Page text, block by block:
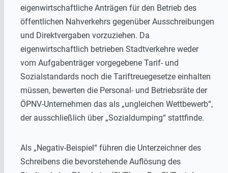
eigenwirtschaftliche Anträgen für den Betrieb des
öffentlichen Nahverkehrs gegenüber Ausschreibungen
und Direktvergaben vorzuziehen. Da
eigenwirtschaftlich betrieben Stadtverkehre weder
vom Aufgabenträger vorgegebene Tarif- und
Sozialstandards noch die Tariftreuegesetze einhalten
müssen, bewerten die Personal- und Betriebsräte der
ÖPNV-Unternehmen das als „ungleichen Wettbewerb“,
der ausschließlich über „Sozialdumping“ stattfinde.
Als „Negativ-Beispiel“ führen die Unterzeichner des
Schreibens die bevorstehende Auflösung des